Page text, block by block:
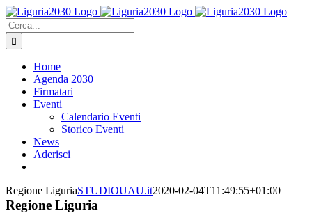
Salta
al
contenuto
Cerca
per:
Home
Agenda 2030
Firmatari
Eventi
Calendario Eventi
Storico Eventi
News
Aderisci
Regione LiguriaSTUDIOUAU.it2020-02-04T11:49:55+01:00
Regione Liguria